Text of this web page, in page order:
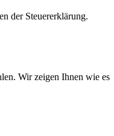
der Steuererklärung.
Wir zeigen Ihnen wie es